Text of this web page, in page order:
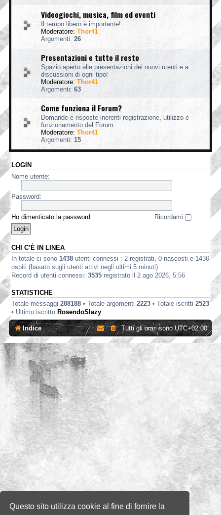
Questo sito utilizza cookie al fine di fornire la
Videogiochi, musica, film ed eventi
Il tempo libero è importante!
Moderatore: Thor41
Argomenti: 26
Presentazioni e tutto il resto
Spazio aperto alle presentazioni dei nuovi utenti e a
discussioni di ogni tipo!
Moderatore: Thor41
Argomenti: 63
Come funziona il Forum?
Domande e risposte inerenti registrazione, utilizzo e
funzionamento del Forum.
Moderatore: Thor41
Argomenti: 15
LOGIN
Nome utente:
Password:
Ho dimenticato la password Ricordami
CHI C’È IN LINEA
In totale ci sono 1438 utenti connessi : 2 registrati, 0 nascosti e 1436
ospiti (basato sugli utenti attivi negli ultimi 5 minuti)
Record di utenti connessi: 3535 registrato il 2 ago 2026, 5:56
STATISTICHE
Totale messaggi 288188 • Totale argomenti 2223 • Totale iscritti 2523
• Ultimo iscritto RosendoSlazy
Indice Tutti gli orari sonoUTC+02:00